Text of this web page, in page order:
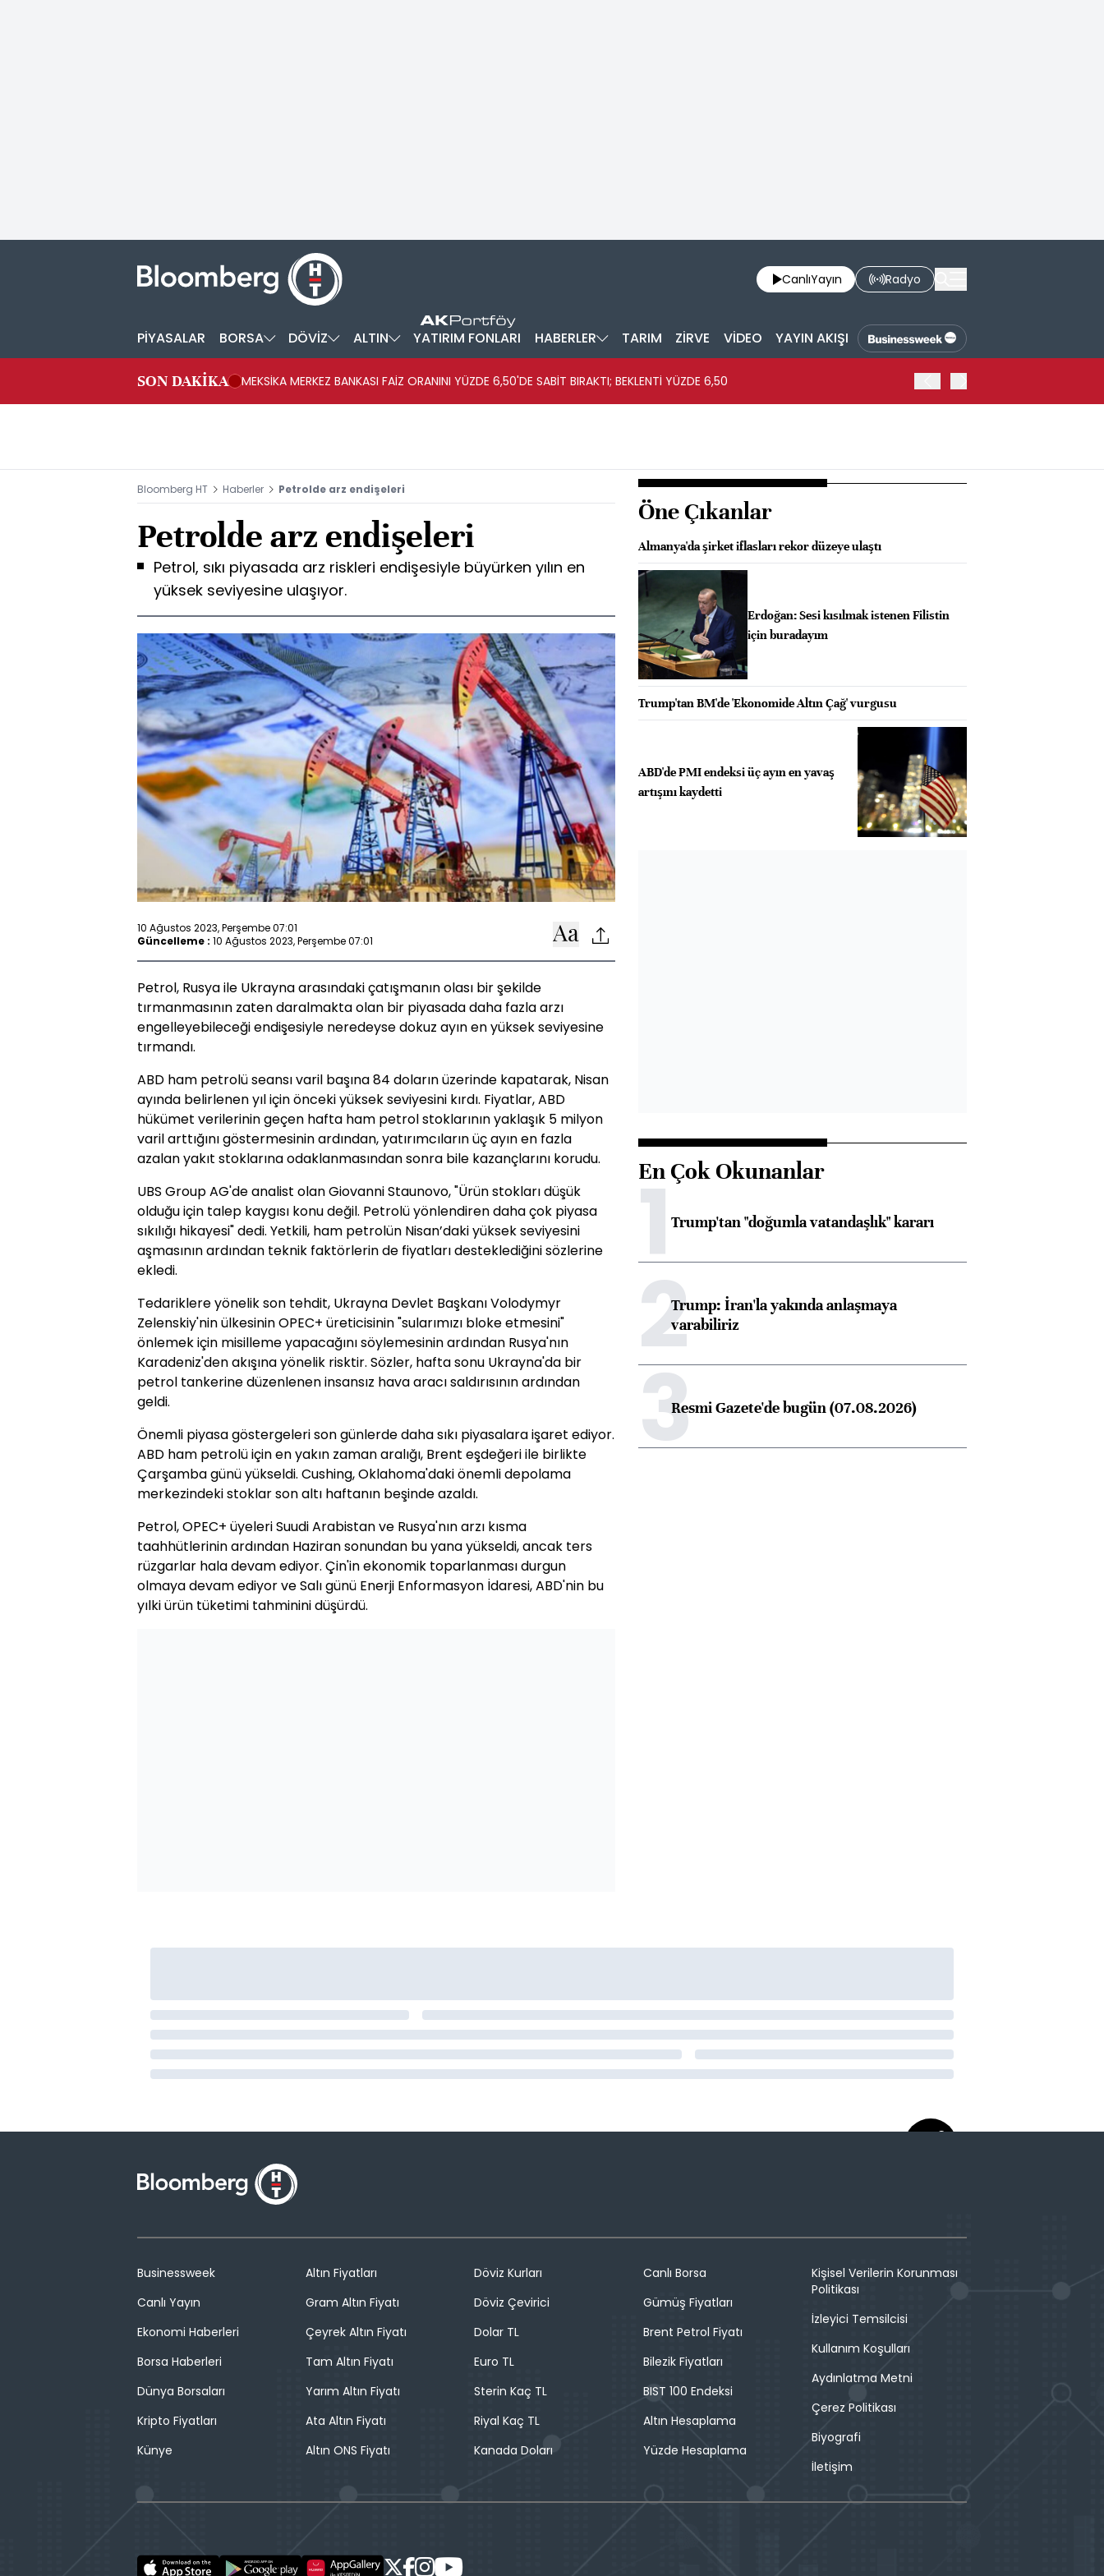
CanlıYayın Radyo
PİYASALAR BORSA DÖVİZ ALTIN YATIRIM FONLARI HABERLER TARIM ZİRVE VİDEO YAYIN AKIŞI
SON DAKİKA MEKSİKA MERKEZ BANKASI FAİZ ORANINI YÜZDE 6,50'DE SABİT BIRAKTI; BEKLENTİ YÜZDE 6,50
Bloomberg HT Haberler Petrolde arz endişeleri
Petrolde arz endişeleri
Petrol, sıkı piyasada arz riskleri endişesiyle büyürken yılın en
yüksek seviyesine ulaşıyor.
10 Ağustos 2023, Perşembe 07:01
Güncelleme : 10 Ağustos 2023, Perşembe 07:01
Petrol, Rusya ile Ukrayna arasındaki çatışmanın olası bir şekilde
tırmanmasının zaten daralmakta olan bir piyasada daha fazla arzı
engelleyebileceği endişesiyle neredeyse dokuz ayın en yüksek seviyesine
tırmandı.
ABD ham petrolü seansı varil başına 84 doların üzerinde kapatarak, Nisan
ayında belirlenen yıl için önceki yüksek seviyesini kırdı. Fiyatlar, ABD
hükümet verilerinin geçen hafta ham petrol stoklarının yaklaşık 5 milyon
varil arttığını göstermesinin ardından, yatırımcıların üç ayın en fazla
azalan yakıt stoklarına odaklanmasından sonra bile kazançlarını korudu.
UBS Group AG'de analist olan Giovanni Staunovo, "Ürün stokları düşük
olduğu için talep kaygısı konu değil. Petrolü yönlendiren daha çok piyasa
sıkılığı hikayesi" dedi. Yetkili, ham petrolün Nisan’daki yüksek seviyesini
aşmasının ardından teknik faktörlerin de fiyatları desteklediğini sözlerine
ekledi.
Tedariklere yönelik son tehdit, Ukrayna Devlet Başkanı Volodymyr
Zelenskiy'nin ülkesinin OPEC+ üreticisinin "sularımızı bloke etmesini"
önlemek için misilleme yapacağını söylemesinin ardından Rusya'nın
Karadeniz'den akışına yönelik risktir. Sözler, hafta sonu Ukrayna'da bir
petrol tankerine düzenlenen insansız hava aracı saldırısının ardından
geldi.
Önemli piyasa göstergeleri son günlerde daha sıkı piyasalara işaret ediyor.
ABD ham petrolü için en yakın zaman aralığı, Brent eşdeğeri ile birlikte
Çarşamba günü yükseldi. Cushing, Oklahoma'daki önemli depolama
merkezindeki stoklar son altı haftanın beşinde azaldı.
Petrol, OPEC+ üyeleri Suudi Arabistan ve Rusya'nın arzı kısma
taahhütlerinin ardından Haziran sonundan bu yana yükseldi, ancak ters
rüzgarlar hala devam ediyor. Çin'in ekonomik toparlanması durgun
olmaya devam ediyor ve Salı günü Enerji Enformasyon İdaresi, ABD'nin bu
yılki ürün tüketimi tahminini düşürdü.
Öne Çıkanlar
Almanya'da şirket iflasları rekor düzeye ulaştı
Erdoğan: Sesi kısılmak istenen Filistin
için buradayım
Trump'tan BM'de 'Ekonomide Altın Çağ' vurgusu
ABD'de PMI endeksi üç ayın en yavaş
artışını kaydetti
En Çok Okunanlar
1Trump'tan "doğumla vatandaşlık" kararı
2Trump: İran'la yakında anlaşmaya
varabiliriz
3Resmi Gazete'de bugün (07.08.2026)
Businessweek
Canlı Yayın
Ekonomi Haberleri
Borsa Haberleri
Dünya Borsaları
Kripto Fiyatları
Künye
Altın Fiyatları
Gram Altın Fiyatı
Çeyrek Altın Fiyatı
Tam Altın Fiyatı
Yarım Altın Fiyatı
Ata Altın Fiyatı
Altın ONS Fiyatı
Döviz Kurları
Döviz Çevirici
Dolar TL
Euro TL
Sterin Kaç TL
Riyal Kaç TL
Kanada Doları
Canlı Borsa
Gümüş Fiyatları
Brent Petrol Fiyatı
Bilezik Fiyatları
BIST 100 Endeksi
Altın Hesaplama
Yüzde Hesaplama
Kişisel Verilerin Korunması
Politikası
İzleyici Temsilcisi
Kullanım Koşulları
Aydınlatma Metni
Çerez Politikası
Biyografi
İletişim